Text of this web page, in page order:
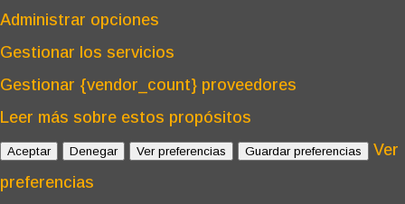
Administrar opciones
Gestionar los servicios
Gestionar {vendor_count} proveedores
Leer más sobre estos propósitos
Aceptar Denegar Ver preferencias Guardar preferencias
Ver
preferencias